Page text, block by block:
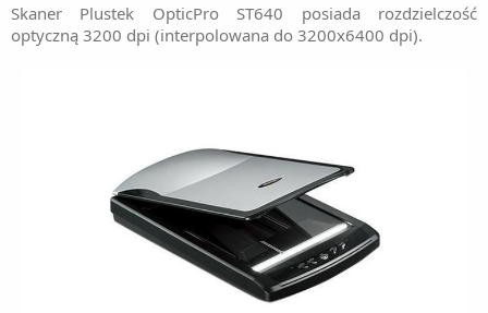
Skaner Plustek OpticPro ST640 posiada rozdzielczość
optyczną 3200 dpi (interpolowana do 3200x6400 dpi).